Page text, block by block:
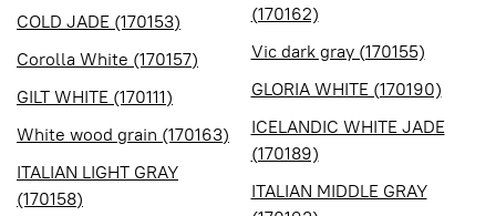
COLD JADE (170153)
Corolla White (170157)
GILT WHITE (170111)
White wood grain (170163)
ITALIAN LIGHT GRAY
(170158)
(170162)
Vic dark gray (170155)
GLORIA WHITE (170190)
ICELANDIC WHITE JADE
(170189)
ITALIAN MIDDLE GRAY